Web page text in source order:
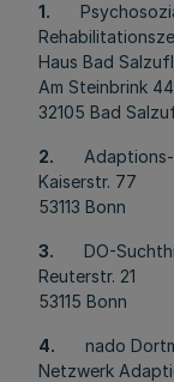
1.
Haus Bad
Am Steinbrink 44
32105 Bad
2.
Kaiserstr. 77
53113 Bonn
3.
DO-
Reuterstr. 21
53115 Bonn
4.
nado
Netzwerk